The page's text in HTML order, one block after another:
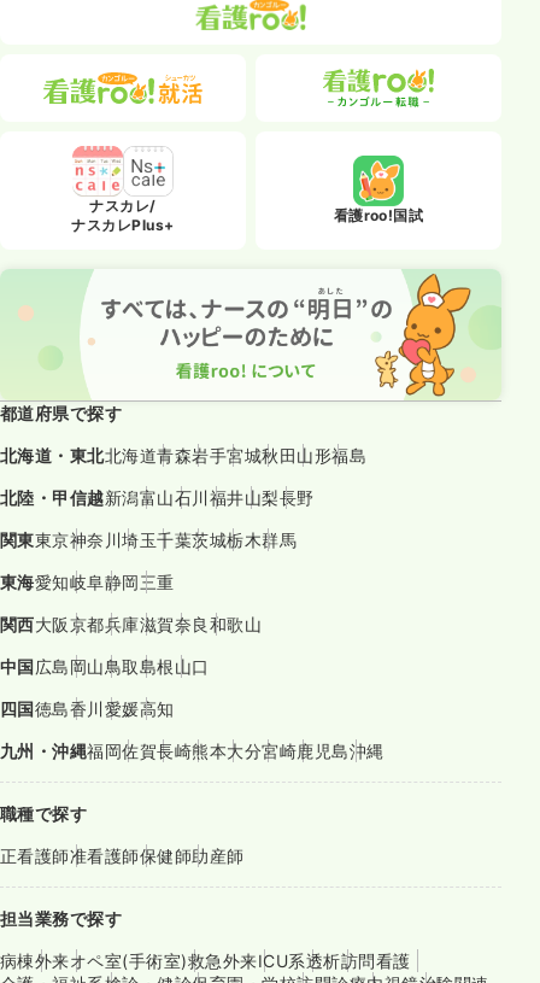
ナスカレ/
ナスカレPlus+
看護roo!国試
都道府県で探す
北海道・東北北海道青森岩手宮城秋田山形福島
北陸・甲信越新潟富山石川福井山梨長野
関東東京神奈川埼玉千葉茨城栃木群馬
東海愛知岐阜静岡三重
関西大阪京都兵庫滋賀奈良和歌山
中国広島岡山鳥取島根山口
四国徳島香川愛媛高知
九州・沖縄福岡佐賀長崎熊本大分宮崎鹿児島沖縄
職種で探す
正看護師准看護師保健師助産師
担当業務で探す
病棟外来オペ室(手術室)救急外来ICU系透析訪問看護